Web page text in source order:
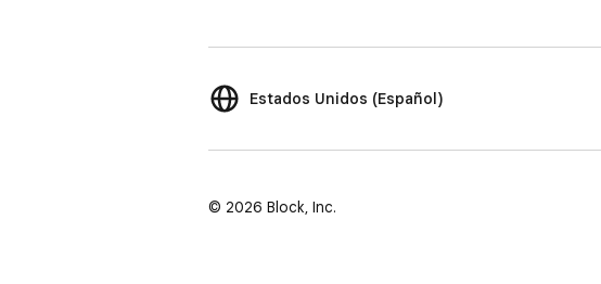
Estados Unidos (Español)
© 2026 Block, Inc.